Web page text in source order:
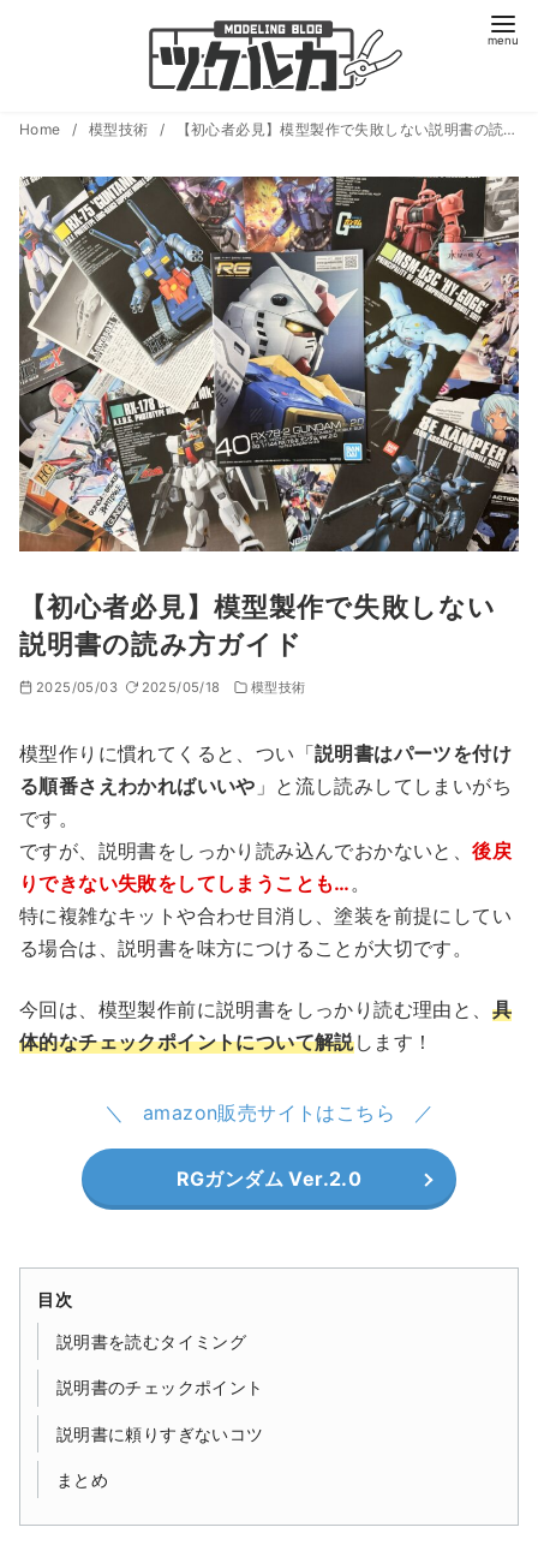
Home 模型技術 【初心者必見】模型製作で失敗しない説明書の読み方ガイド
【初心者必見】模型製作で失敗しない
説明書の読み方ガイド
2025/05/03 2025/05/18 模型技術
模型作りに慣れてくると、つい「説明書はパーツを付け
る順番さえわかればいいや 」と流し読みしてしまいがち
です。
ですが、説明書をしっかり読み込んでおかないと、後戻
りできない失敗をしてしまうことも… 。
特に複雑なキットや合わせ目消し、塗装を前提にしてい
る場合は、説明書を味方につけることが大切です。
今回は、模型製作前に説明書をしっかり読む理由と、 具
体的なチェックポイントについて解説します！
amazon販売サイトはこちら
RGガンダム Ver.2.0
目次
説明書を読むタイミング
説明書のチェックポイント
説明書に頼りすぎないコツ
まとめ